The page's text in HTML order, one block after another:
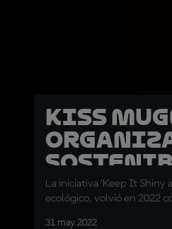
KISS
La iniciativa 'Keep It Shiny
ecológico, volvió en 2022
31 may 2022